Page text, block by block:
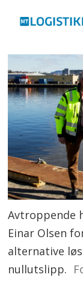
Avtroppende
Einar Olsen
alternative
nullutslipp.